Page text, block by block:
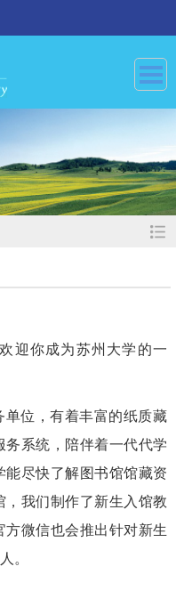
迎你成为苏州大学的一
位，有着丰富的纸质藏
系统，陪伴着一代代学
尽快了解图书馆馆藏资
我们制作了新生入馆教
方微信也会推出针对新生
。